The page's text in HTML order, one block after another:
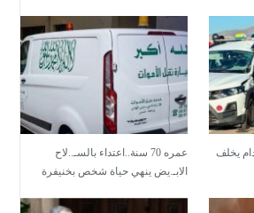
يخلف
عمره 70 سنة..اعتداء بالسـ..لاح
الابـ.يض ينهي حياة شخص بخنيفرة